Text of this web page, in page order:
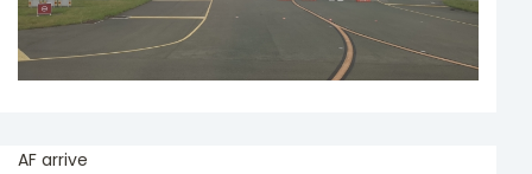
AF arrive